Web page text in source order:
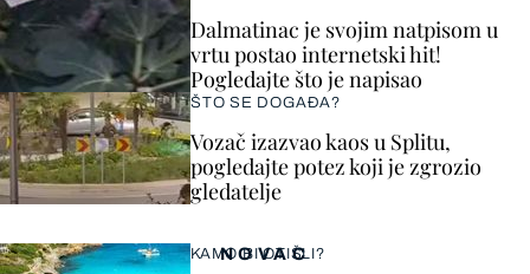
Dalmatinac je svojim natpisom u
vrtu postao internetski hit!
Pogledajte što je napisao
ŠTO SE DOGAĐA?
Vozač izazvao kaos u Splitu,
pogledajte potez koji je zgrozio
gledatelje
NOVAC
KAMO BI OTIŠLI?